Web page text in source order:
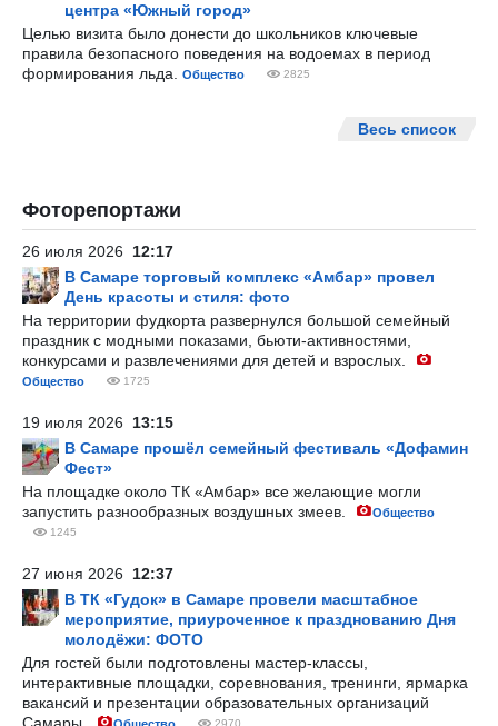
центра «Южный город»
Целью визита было донести до школьников ключевые
правила безопасного поведения на водоемах в период
формирования льда.
Общество 2825
Весь список
Фоторепортажи
26 июля 2026 12:17
В Самаре торговый комплекс «Амбар» провел
День красоты и стиля: фото
На территории фудкорта развернулся большой семейный
праздник с модными показами, бьюти-активностями,
конкурсами и развлечениями для детей и взрослых.
Общество 1725
19 июля 2026 13:15
В Самаре прошёл семейный фестиваль «Дофамин
Фест»
На площадке около ТК «Амбар» все желающие могли
запустить разнообразных воздушных змеев.
Общество
1245
27 июня 2026 12:37
В ТК «Гудок» в Самаре провели масштабное
мероприятие, приуроченное к празднованию Дня
молодёжи: ФОТО
Для гостей были подготовлены мастер-классы,
интерактивные площадки, соревнования, тренинги, ярмарка
вакансий и презентации образовательных организаций
2970